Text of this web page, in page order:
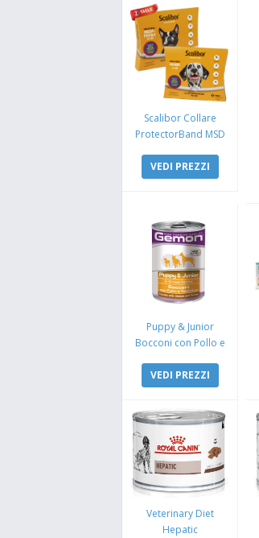
Scalibor Collare
ProtectorBand MSD
VEDI PREZZI
Puppy & Junior
Bocconi con Pollo e
VEDI PREZZI
Veterinary Diet
Hepatic